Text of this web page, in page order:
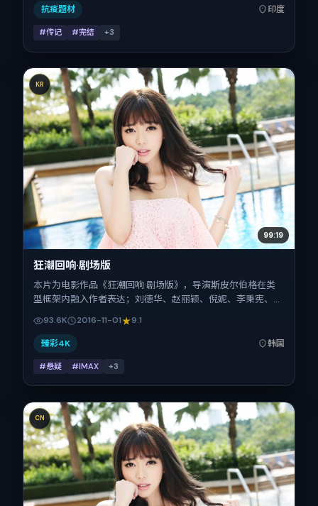
103分钟。
抗疫题材 印度
#传记 #完结 +3
KR
99:19
狂潮回响·剧场版
本片为电影作品《狂潮回响·剧场版》，导演斯皮尔伯格在类
型框架内融入作者表达；刘德华、赵丽颖、倪妮、李秉宪、谭
地与出品背景为韩国。上映时间 2016年11月1日（公映登记日
2016-11-01），全片132分钟，节奏张弛有度。
93.6K 2016-11-01 9.1
臻彩4K 韩国
#悬疑 #IMAX +3
CN